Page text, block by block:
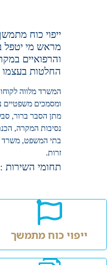
ייפוי כוח
מראש מי יטפל
והרפואיים
החלטות בעצמו
המשרד מלווה
ומסמכים משפטיים
מתן הסבר ברור,
נסיבות המקרה,
בתי המשפט, משרד
זרות.
תחומי השירות :
ייפוי כוח מתמשך